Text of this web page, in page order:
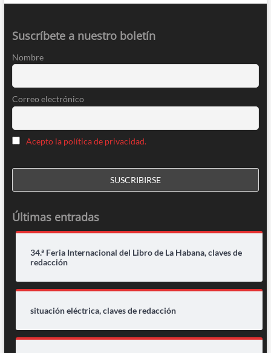
Suscríbete a nuestro boletín
Nombre
Correo electrónico
Acepto la política de privacidad.
Últimas entradas
34.ª Feria Internacional del Libro de La Habana, claves de
redacción
situación eléctrica, claves de redacción